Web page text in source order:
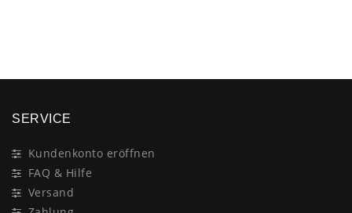
SERVICE
Kundenkonto eröffnen
FAQ & Hilfe
Versand